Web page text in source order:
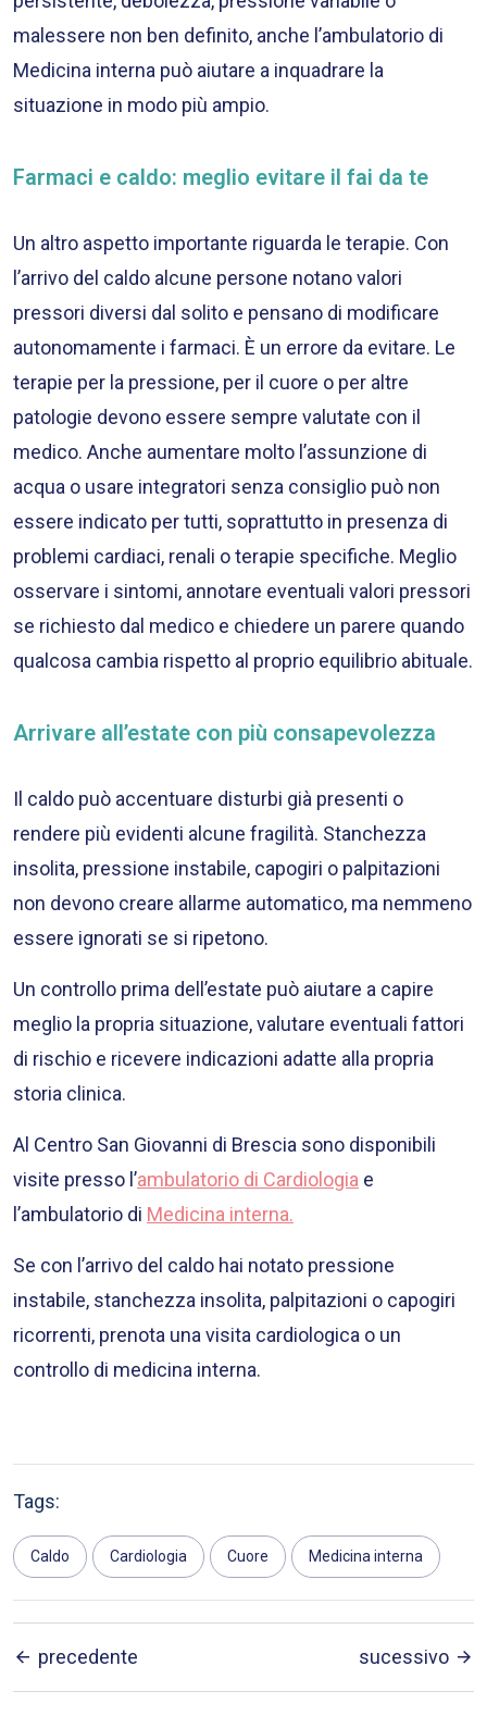
malessere non ben definito, anche l’ambulatorio di
Medicina interna può aiutare a inquadrare la
situazione in modo più ampio.
Farmaci e caldo: meglio evitare il fai da te
Un altro aspetto importante riguarda le terapie. Con
l’arrivo del caldo alcune persone notano valori
pressori diversi dal solito e pensano di modificare
autonomamente i farmaci. È un errore da evitare. Le
terapie per la pressione, per il cuore o per altre
patologie devono essere sempre valutate con il
medico. Anche aumentare molto l’assunzione di
acqua o usare integratori senza consiglio può non
essere indicato per tutti, soprattutto in presenza di
problemi cardiaci, renali o terapie specifiche. Meglio
osservare i sintomi, annotare eventuali valori pressori
se richiesto dal medico e chiedere un parere quando
qualcosa cambia rispetto al proprio equilibrio abituale.
Arrivare all’estate con più consapevolezza
Il caldo può accentuare disturbi già presenti o
rendere più evidenti alcune fragilità. Stanchezza
insolita, pressione instabile, capogiri o palpitazioni
non devono creare allarme automatico, ma nemmeno
essere ignorati se si ripetono.
Un controllo prima dell’estate può aiutare a capire
meglio la propria situazione, valutare eventuali fattori
di rischio e ricevere indicazioni adatte alla propria
storia clinica.
Al Centro San Giovanni di Brescia sono disponibili
visite presso l’ambulatorio di Cardiologia e
l’ambulatorio di Medicina interna.
Se con l’arrivo del caldo hai notato pressione
instabile, stanchezza insolita, palpitazioni o capogiri
ricorrenti, prenota una visita cardiologica o un
controllo di medicina interna.
Tags:
Caldo Cardiologia Cuore Medicina interna
precedente sucessivo